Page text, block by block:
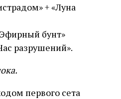
+ «Луна
бунт»
разрушений».
первого сета